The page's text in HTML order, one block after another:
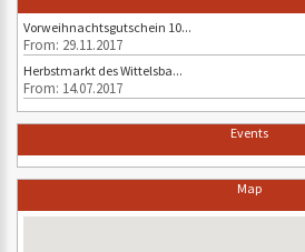
Vorweihnachtsgutschein 10...
From: 29.11.2017
Herbstmarkt des Wittelsba...
From: 14.07.2017
Events
Map